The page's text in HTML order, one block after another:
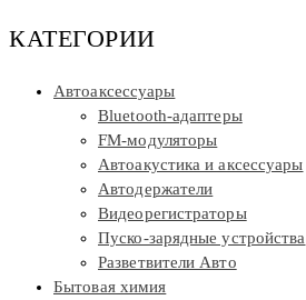
КАТЕГОРИИ
Автоаксессуары
Bluetooth-адаптеры
FM-модуляторы
Автоакустика и аксессуары
Автодержатели
Видеорегистраторы
Пуско-зарядные устройства
Разветвители Авто
Бытовая химия